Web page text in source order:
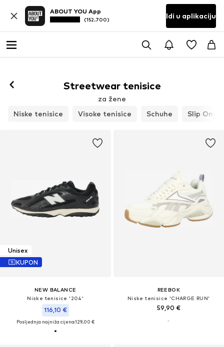
ABOUT YOU App
(152.700) Idi u aplikaciju
Streetwear tenisice
za žene
Niske tenisice
Visoke tenisice Schuhe Slip On
Unisex
KUPON
NEW BALANCE
Niske tenisice '204'
116,10 €
Posljednja najniža cijena:129,00 €
REEBOK
Niske tenisice 'CHARGE RUN'
59,90 €